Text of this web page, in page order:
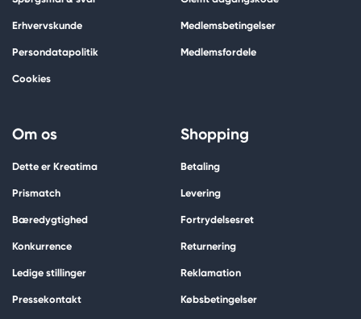
Erhvervskunde
Persondatapolitik
Cookies
Medlemsbetingelser
Medlemsfordele
Om os
Dette er Kreatima
Prismatch
Bæredygtighed
Konkurrence
Ledige stillinger
Pressekontakt
Shopping
Betaling
Levering
Fortrydelsesret
Returnering
Reklamation
Købsbetingelser